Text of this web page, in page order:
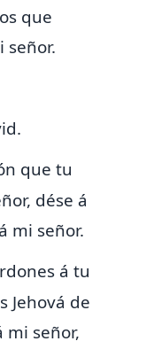
que
señor.
que tu
dése á
mi señor.
á tu
Jehová de
mi señor,